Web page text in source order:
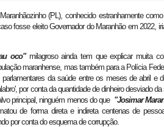
(PL), conhecido estranhamente
fosse eleito Governador do Maranhão em 2022,
oco" milagroso ainda tem que explicar muita
maranhense, mas também para a Polícia
da saúde entre os meses de abril e
por conta da quantidade de dinheiro desviado
principal, ninguém menos do que "Josimar
de forma direta e indireta centenas de
por conta do esquema de corrupção.